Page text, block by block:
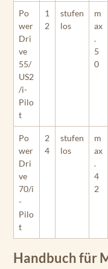
Po
wer
Dri
ve
55/
US2
/i-
Pilo
t
1
2
stufen
los
m
ax
.
5
0
Po
wer
Dri
ve
70/i
-
Pilo
t
2
4
stufen
los
m
ax
.
4
2
Handbuch für